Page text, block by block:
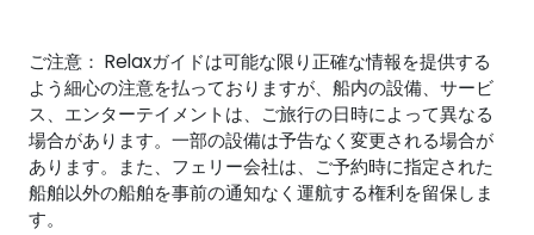
ご注意： Relaxガイドは可能な限り正確な情報を提供する
よう細心の注意を払っておりますが、船内の設備、サービ
ス、エンターテイメントは、ご旅行の日時によって異なる
場合があります。一部の設備は予告なく変更される場合が
あります。また、フェリー会社は、ご予約時に指定された
船舶以外の船舶を事前の通知なく運航する権利を留保しま
す。